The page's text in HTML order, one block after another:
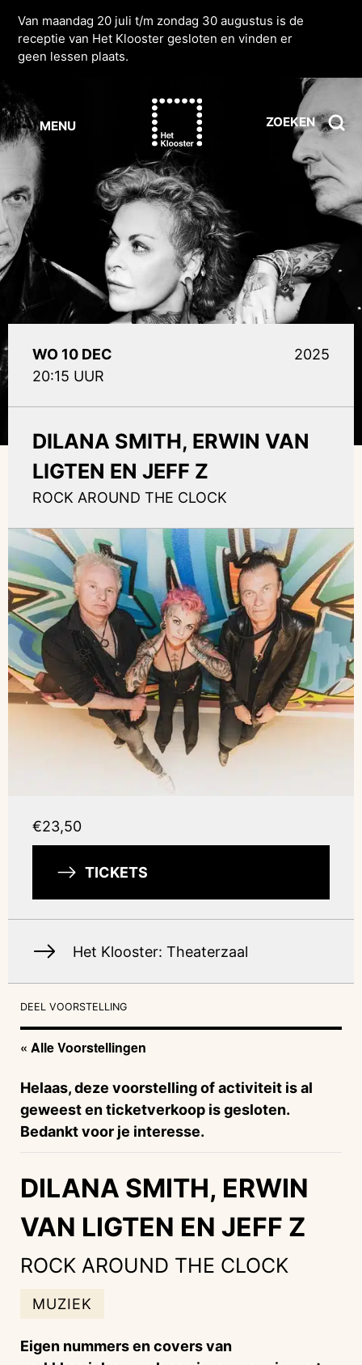
Van maandag 20 juli t/m zondag 30 augustus is de
receptie van Het Klooster gesloten en vinden er
geen lessen plaats.
MENU ZOEKEN
DEEL VOORSTELLING
« Alle Voorstellingen
Helaas, deze voorstelling of activiteit is al
geweest en ticketverkoop is gesloten.
Bedankt voor je interesse.
DILANA SMITH, ERWIN
VAN LIGTEN EN JEFF Z
ROCK AROUND THE CLOCK
MUZIEK
Eigen nummers en covers van
WO 10 DEC
20:15 UUR
2025
DILANA SMITH, ERWIN VAN
LIGTEN EN JEFF Z
ROCK AROUND THE CLOCK
€23,50
TICKETS
Het Klooster: Theaterzaal